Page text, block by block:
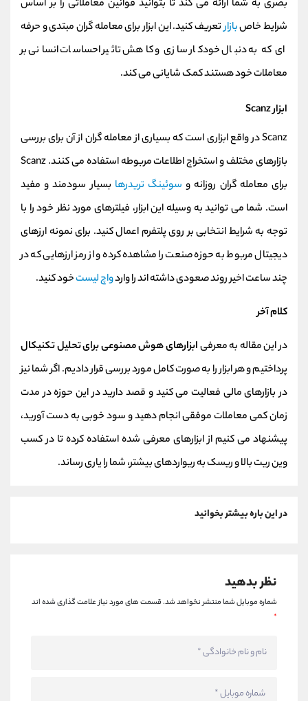
بصری به شما ارائه می کند تا بتوانید قوانین معاملاتی را بر اساس
شرایط خاصبازارتعریف کنید. این ابزار برای معامله گران مبتدی و حرفه
ای که به دنبال خودکار سازی و کاهش تاثیر احساسات انسانی بر
معاملات خود هستند کمک شایانی می کند.
ابزار Scanz
Scanz در واقع ابزاری است که بسیاری از معامله گران از آن برای بررسی
بازارهای مختلف و استخراج اطلاعات مربوطه استفاده می کنند. Scanz
برای معامله گران روزانه و سوئینگ تریدرها بسیار سودمند و مفید
است. شما می توانید به وسیله این ابزار، فیلترهای مورد نظر خود را با
توجه به شرایط انتخابی بر روی پلتفرم اعمال کنید. برای نمونه ارزهای
دیجیتال مربوط به حوزه صنعت را مشاهده کرده و از رمز ارزهایی که در
چند ساعت اخیر روند صعودی داشته اند را واردواچ لیستخود کنید.
کلام آخر
در این مقاله به معرفیابزارهای هوش مصنوعی برای تحلیل تکنیکال
پرداختیم و هر ابزار را به صورت کامل مورد بررسی قرار دادیم. اگر شما نیز
در بازارهای مالی فعالیت می کنید و قصد دارید در این حوزه در مدت
زمان کمی معاملات موفقی انجام دهید و سود خوبی به دست آورید،
پیشنهاد می کنیم از ابزارهای معرفی شده استفاده کرده تا در کسب
وین ریت بالا و ریسک به ریواردهای بیشتر، شما را یاری رساند.
در این باره بیشتر بخوانید
نظر بدهید
شماره موبایل شما منتشر نخواهد شد.قسمت های مورد نیاز علامت گذاری شده اند
*